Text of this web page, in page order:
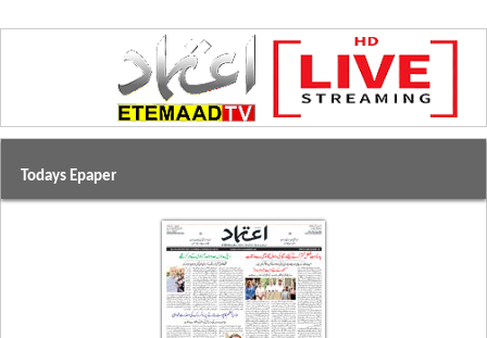
Todays Epaper